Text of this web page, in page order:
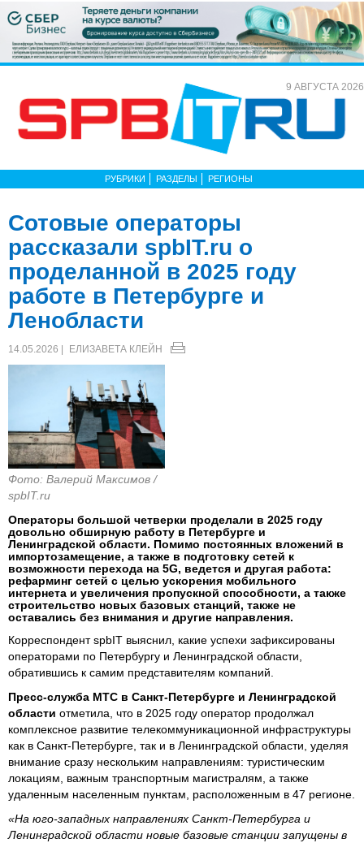
9 АВГУСТА 2026
РУБРИКИ РАЗДЕЛЫ РЕГИОНЫ
Сотовые операторы
рассказали spbIT.ru о
проделанной в 2025 году
работе в Петербурге и
Ленобласти
14.05.2026 | ЕЛИЗАВЕТА КЛЕЙН
Фото: Валерий Максимов /
spbIT.ru
Операторы большой четверки проделали в 2025 году
довольно обширную работу в Петербурге и
Ленинградской области. Помимо постоянных вложений в
импортозамещение, а также в подготовку сетей к
возможности перехода на 5G, ведется и другая работа:
рефарминг сетей с целью ускорения мобильного
интернета и увеличения пропускной способности, а также
строительство новых базовых станций, также не
оставались без внимания и другие направления.
Корреспондент spbIT выяснил, какие успехи зафиксированы
операторами по Петербургу и Ленинградской области,
обратившись к самим представителям компаний.
Пресс-служба МТС в Санкт-Петербурге и Ленинградской
области отметила, что в 2025 году оператор продолжал
комплексное развитие телекоммуникационной инфраструктуры
как в Санкт-Петербурге, так и в Ленинградской области, уделяя
внимание сразу нескольким направлениям: туристическим
локациям, важным транспортным магистралям, а также
удаленным населенным пунктам, расположенным в 47 регионе.
«На юго-западных направлениях Санкт-Петербурга и
Ленинградской области новые базовые станции запущены в